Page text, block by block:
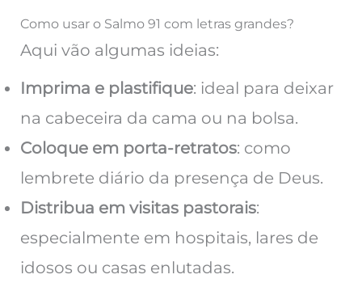
Como usar o Salmo 91 com letras grandes?
Aqui vão algumas ideias:
Imprima e plastifique: ideal para deixar
na cabeceira da cama ou na bolsa.
Coloque em porta-retratos: como
lembrete diário da presença de Deus.
Distribua em visitas pastorais:
especialmente em hospitais, lares de
idosos ou casas enlutadas.